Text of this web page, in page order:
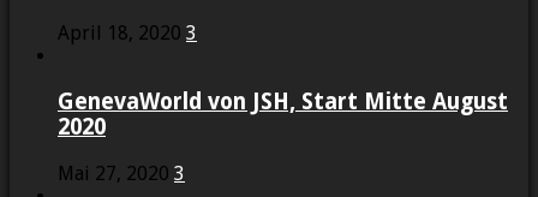
April 18, 2020 3
GenevaWorld von JSH, Start Mitte August
2020
Mai 27, 2020 3